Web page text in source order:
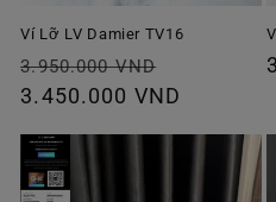
Ví Lỡ LV Damier TV16
Giá
thông
3.950.000 VND
ưu
3.450.000 VND